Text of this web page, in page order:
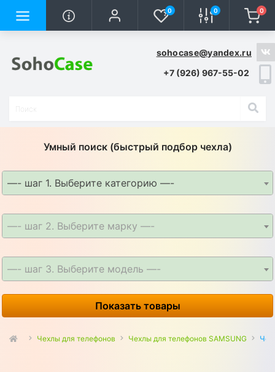
0 0 0
sohocase@yandex.ru
+7 (926) 967-55-02
Умный поиск (быстрый подбор чехла)
—- шаг 1. Выберите категорию —-
—- шаг 2. Выберите марку —-
—- шаг 3. Выберите модель —-
Показать товары
Чехлы для телефонов Чехлы для телефонов SAMSUNG